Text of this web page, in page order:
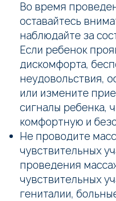
Во время
оставайтесь
наблюдайте за
Если ребенок
дискомфорта,
неудовольствия,
или измените
сигналы ребенка,
комфортную и
Не проводите
чувствительных
проведения
чувствительных
гениталии,